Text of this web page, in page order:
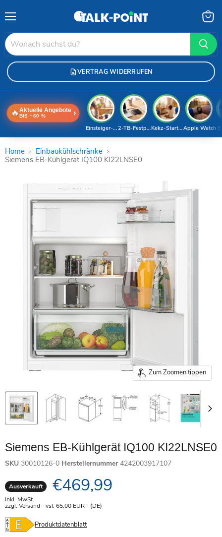
VERTRAG WIDERRUFEN
🔥 Aktuelle Angebote
BIS −60 % ›
Apple Watch
Kekz-Starterset
2-TB-Festplatte
Einsteiger-Handy
Home
Einbaukühlschränke
Siemens EB-Kühlgerät IQ100 KI22LNSE0
Zum Zoomen tippen
Siemens EB-Kühlgerät IQ100 KI22LNSE0
SKU 30010126-0 Herstellernummer 4242003917107
Ausverkauft Aktueller Preis
€469,99
inkl. MwSt.
zzgl. Versand - vsl. 65,00 EUR- (DE)
Produktdatenblatt